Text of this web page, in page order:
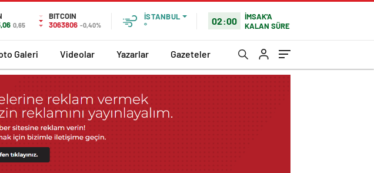
0,65
BITCOIN
3063806 -0,40%
İSTANBUL
°
02:00
İMSAK'A
KALAN SÜRE
Galeri Videolar Yazarlar Gazeteler